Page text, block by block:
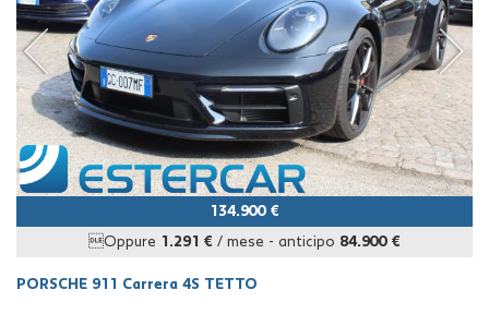
134.900 €
Oppure 1.291 € / mese - anticipo 84.900 €
PORSCHE 911 Carrera 4S TETTO